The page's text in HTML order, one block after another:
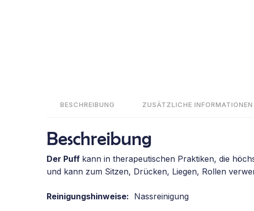
BESCHREIBUNG ZUSÄTZLICHE INFORMATIONEN
Beschreibung
Der Puff kann in therapeutischen Praktiken, die
und kann zum Sitzen, Drücken, Liegen, Rollen
Reinigungshinweise: Nassreinigung